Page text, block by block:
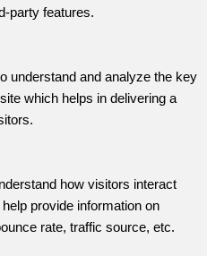
party features.
understand and analyze the key
which helps in delivering a
how visitors interact
provide information on
rate, traffic source, etc.